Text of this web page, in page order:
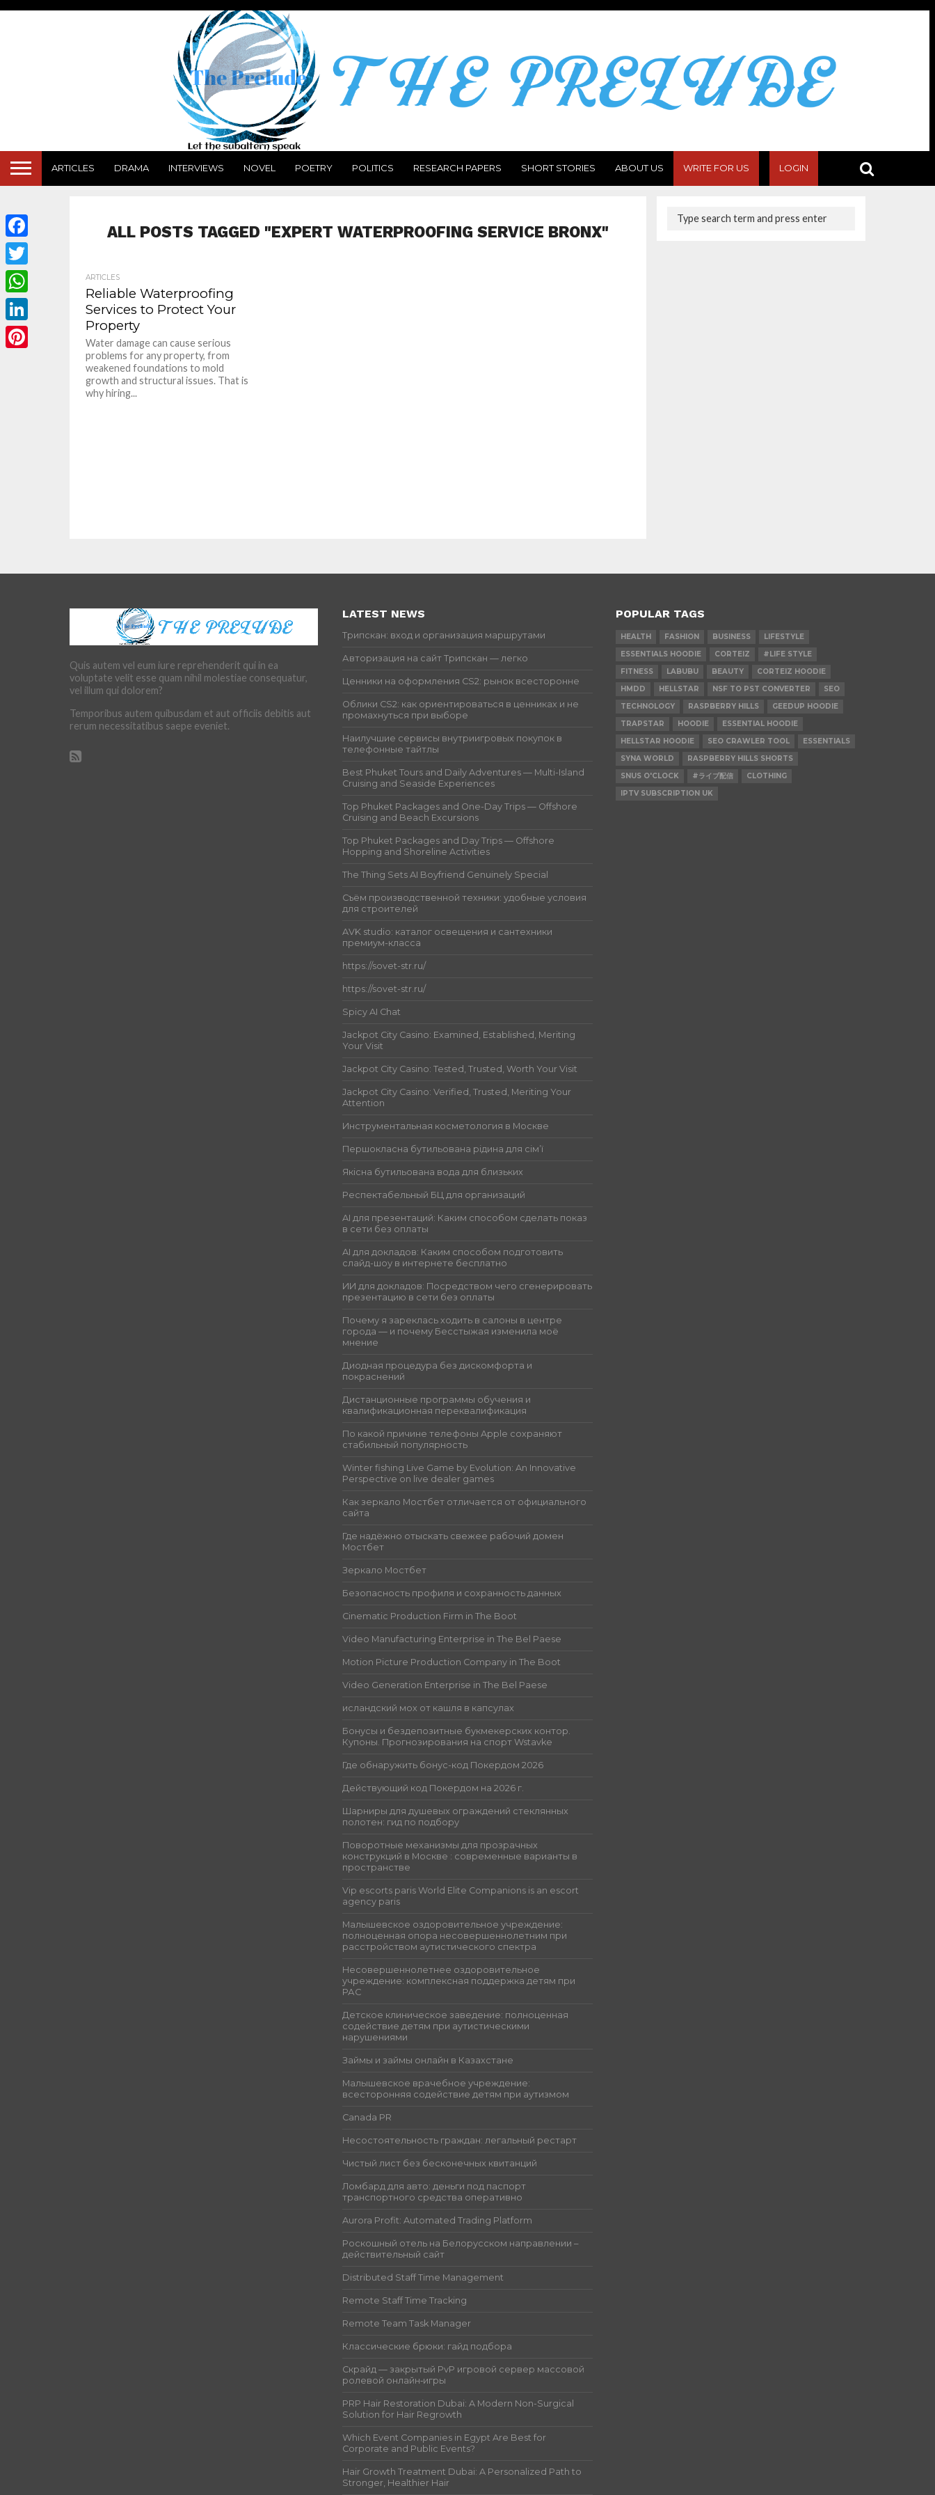
ARTICLES DRAMA INTERVIEWS NOVEL POETRY POLITICS RESEARCH PAPERS SHORT STORIES ABOUT US WRITE FOR US LOGIN
ALL POSTS TAGGED "EXPERT WATERPROOFING SERVICE BRONX"
ARTICLES
Reliable Waterproofing
Services to Protect Your
Property
Water damage can cause serious
problems for any property, from
weakened foundations to mold
growth and structural issues. That is
why hiring...
Quis autem vel eum iure reprehenderit qui in ea
voluptate velit esse quam nihil molestiae consequatur,
vel illum qui dolorem?
Temporibus autem quibusdam et aut officiis debitis aut
rerum necessitatibus saepe eveniet.
LATEST NEWS
Трипскан: вход и организация маршрутами
Авторизация на сайт Трипскан — легко
Ценники на оформления CS2: рынок всесторонне
Облики CS2: как ориентироваться в ценниках и не
промахнуться при выборе
Наилучшие сервисы внутриигровых покупок в
телефонные тайтлы
Best Phuket Tours and Daily Adventures — Multi-Island
Cruising and Seaside Experiences
Top Phuket Packages and One-Day Trips — Offshore
Cruising and Beach Excursions
Top Phuket Packages and Day Trips — Offshore
Hopping and Shoreline Activities
The Thing Sets AI Boyfriend Genuinely Special
Съём производственной техники: удобные условия
для строителей
AVK studio: каталог освещения и сантехники
премиум-класса
https://sovet-str.ru/
https://sovet-str.ru/
Spicy AI Chat
Jackpot City Casino: Examined, Established, Meriting
Your Visit
Jackpot City Casino: Tested, Trusted, Worth Your Visit
Jackpot City Casino: Verified, Trusted, Meriting Your
Attention
Инструментальная косметология в Москве
Першокласна бутильована рідина для сім’ї
Якісна бутильована вода для близьких
Респектабельный БЦ для организаций
AI для презентаций: Каким способом сделать показ
в сети без оплаты
AI для докладов: Каким способом подготовить
слайд-шоу в интернете бесплатно
ИИ для докладов: Посредством чего сгенерировать
презентацию в сети без оплаты
Почему я зареклась ходить в салоны в центре
города — и почему Бесстыжая изменила моё
мнение
Диодная процедура без дискомфорта и
покраснений
Дистанционные программы обучения и
квалификационная переквалификация
По какой причине телефоны Apple сохраняют
стабильный популярность
Winter fishing Live Game by Evolution: An Innovative
Perspective on live dealer games
Как зеркало Мостбет отличается от официального
сайта
Где надёжно отыскать свежее рабочий домен
Мостбет
Зеркало Мостбет
Безопасность профиля и сохранность данных
Cinematic Production Firm in The Boot
Video Manufacturing Enterprise in The Bel Paese
Motion Picture Production Company in The Boot
Video Generation Enterprise in The Bel Paese
исландский мох от кашля в капсулах
Бонусы и бездепозитные букмекерских контор.
Купоны. Прогнозирования на спорт Wstavke
Где обнаружить бонус-код Покердом 2026
Действующий код Покердом на 2026 г.
Шарниры для душевых ограждений стеклянных
полотен: гид по подбору
Поворотные механизмы для прозрачных
конструкций в Москве : современные варианты в
пространстве
Vip escorts paris World Elite Companions is an escort
agency paris
Малышевское оздоровительное учреждение:
полноценная опора несовершеннолетним при
расстройством аутистического спектра
Несовершеннолетнее оздоровительное
учреждение: комплексная поддержка детям при
РАС
Детское клиническое заведение: полноценная
содействие детям при аутистическими
нарушениями
Займы и займы онлайн в Казахстане
Малышевское врачебное учреждение:
всесторонняя содействие детям при аутизмом
Canada PR
Несостоятельность граждан: легальный рестарт
Чистый лист без бесконечных квитанций
Ломбард для авто: деньги под паспорт
транспортного средства оперативно
Aurora Profit: Automated Trading Platform
Роскошный отель на Белорусском направлении –
действительный сайт
Distributed Staff Time Management
Remote Staff Time Tracking
Remote Team Task Manager
Классические брюки: гайд подбора
Скрайд — закрытый PvP игровой сервер массовой
ролевой онлайн‑игры
PRP Hair Restoration Dubai: A Modern Non-Surgical
Solution for Hair Regrowth
Which Event Companies in Egypt Are Best for
Corporate and Public Events?
Hair Growth Treatment Dubai: A Personalized Path to
Stronger, Healthier Hair
POPULAR TAGS
HEALTH FASHION BUSINESS
LIFESTYLE
ESSENTIALS HOODIE
CORTEIZ
#LIFE STYLE
FITNESS
LABUBU BEAUTY
CORTEIZ HOODIE
HMDD
HELLSTAR NSF TO PST CONVERTER
SEO
TECHNOLOGY
RASPBERRY HILLS
GEEDUP HOODIE
TRAPSTAR
HOODIE
ESSENTIAL HOODIE
HELLSTAR HOODIE
SEO CRAWLER TOOL
ESSENTIALS
SYNA WORLD
RASPBERRY HILLS SHORTS
SNUS O'CLOCK
#ライブ配信
CLOTHING
IPTV SUBSCRIPTION UK
Facebook
Twitter
WhatsApp
LinkedIn